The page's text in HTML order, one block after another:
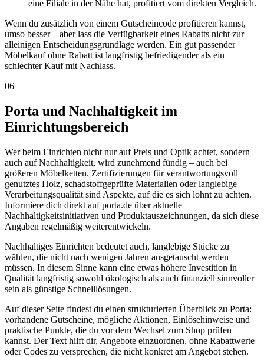
eine Filiale in der Nähe hat, profitiert vom direkten Vergleich.
Wenn du zusätzlich von einem Gutscheincode profitieren kannst,
umso besser – aber lass die Verfügbarkeit eines Rabatts nicht zur
alleinigen Entscheidungsgrundlage werden. Ein gut passender
Möbelkauf ohne Rabatt ist langfristig befriedigender als ein
schlechter Kauf mit Nachlass.
06
Porta und Nachhaltigkeit im
Einrichtungsbereich
Wer beim Einrichten nicht nur auf Preis und Optik achtet, sondern
auch auf Nachhaltigkeit, wird zunehmend fündig – auch bei
größeren Möbelketten. Zertifizierungen für verantwortungsvoll
genutztes Holz, schadstoffgeprüfte Materialien oder langlebige
Verarbeitungsqualität sind Aspekte, auf die es sich lohnt zu achten.
Informiere dich direkt auf porta.de über aktuelle
Nachhaltigkeitsinitiativen und Produktauszeichnungen, da sich diese
Angaben regelmäßig weiterentwickeln.
Nachhaltiges Einrichten bedeutet auch, langlebige Stücke zu
wählen, die nicht nach wenigen Jahren ausgetauscht werden
müssen. In diesem Sinne kann eine etwas höhere Investition in
Qualität langfristig sowohl ökologisch als auch finanziell sinnvoller
sein als günstige Schnelllösungen.
Auf dieser Seite findest du einen strukturierten Überblick zu Porta:
vorhandene Gutscheine, mögliche Aktionen, Einlösehinweise und
praktische Punkte, die du vor dem Wechsel zum Shop prüfen
kannst. Der Text hilft dir, Angebote einzuordnen, ohne Rabattwerte
oder Codes zu versprechen, die nicht konkret am Angebot stehen.